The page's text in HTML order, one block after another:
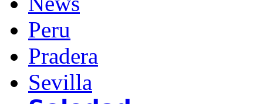
Peru
Pradera
Sevilla